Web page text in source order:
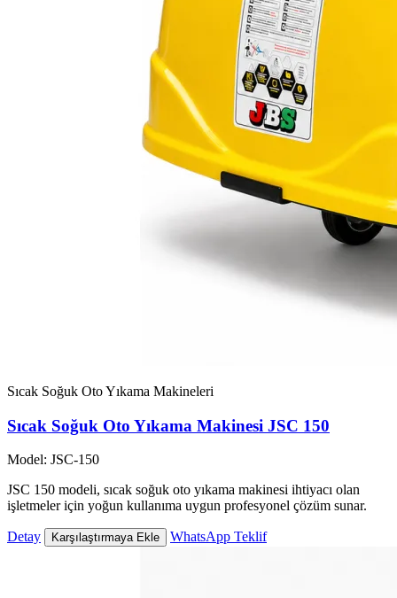
Sıcak Soğuk Oto Yıkama Makineleri
Sıcak Soğuk Oto Yıkama Makinesi JSC 150
Model: JSC-150
JSC 150 modeli, sıcak soğuk oto yıkama makinesi ihtiyacı olan
işletmeler için yoğun kullanıma uygun profesyonel çözüm sunar.
Detay Karşılaştırmaya Ekle WhatsApp Teklif